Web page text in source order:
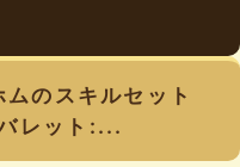
のスキルセット
レット:...